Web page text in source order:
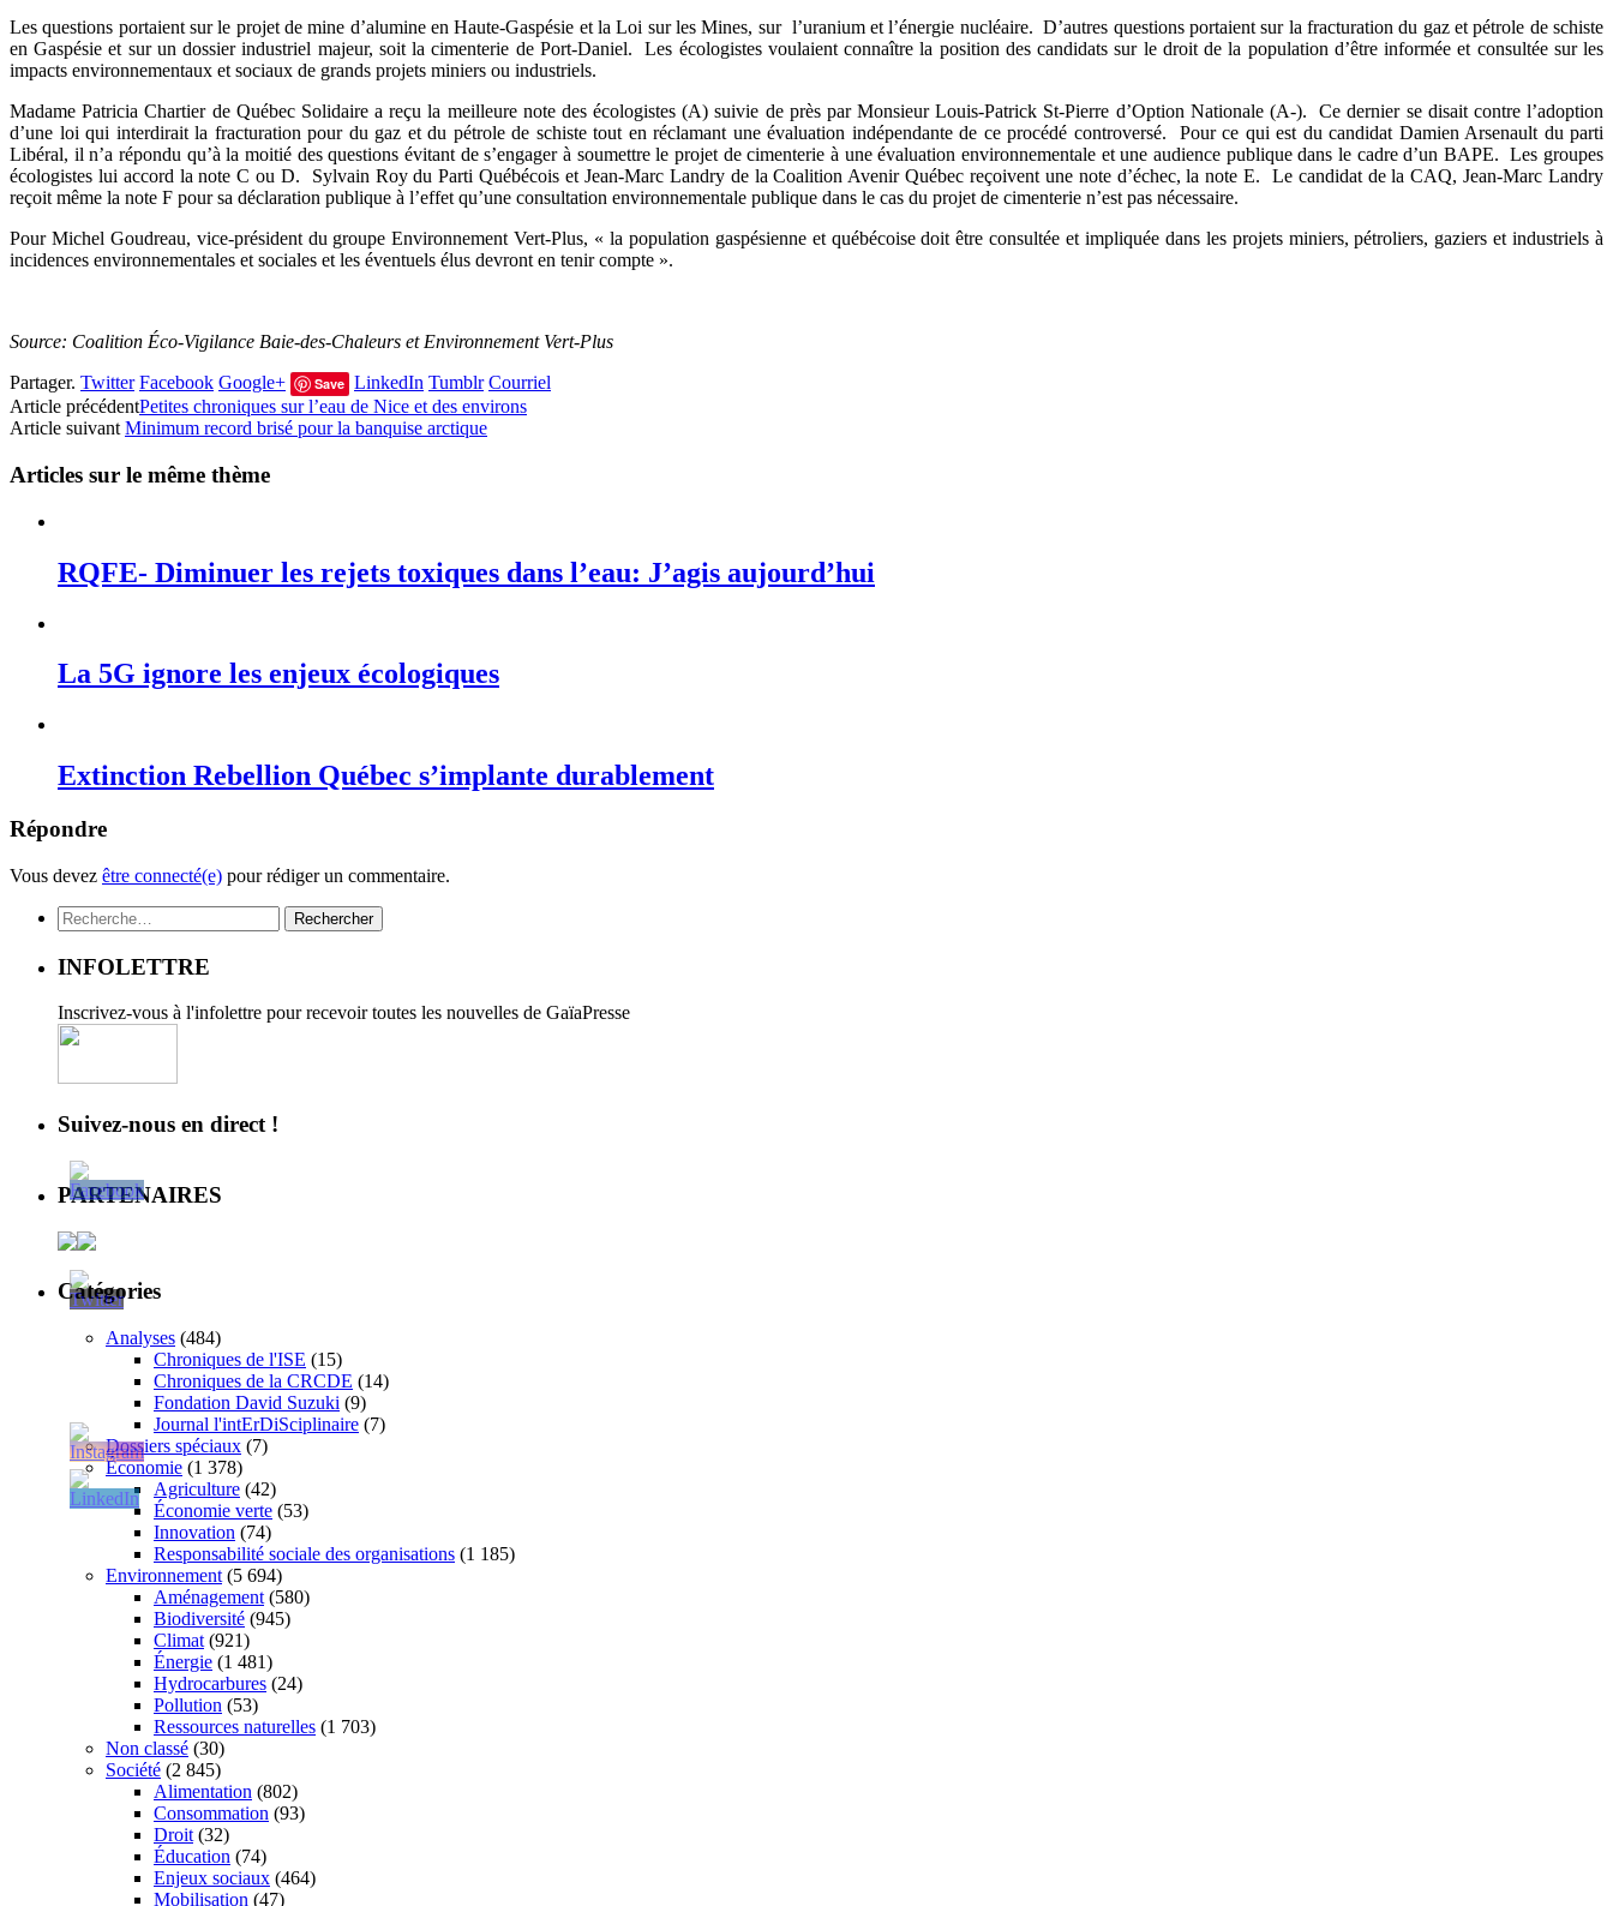
Les questions portaient sur le projet de mine d’alumine en Haute-Gaspésie et la Loi sur les Mines, sur l’uranium et l’énergie nucléaire. D’autres questions portaient sur la fracturation du gaz et pétrole de schiste
en Gaspésie et sur un dossier industriel majeur, soit la cimenterie de Port-Daniel. Les écologistes voulaient connaître la position des candidats sur le droit de la population d’être informée et consultée sur les
impacts environnementaux et sociaux de grands projets miniers ou industriels.
Madame Patricia Chartier de Québec Solidaire a reçu la meilleure note des écologistes (A) suivie de près par Monsieur Louis-Patrick St-Pierre d’Option Nationale (A-). Ce dernier se disait contre l’adoption
d’une loi qui interdirait la fracturation pour du gaz et du pétrole de schiste tout en réclamant une évaluation indépendante de ce procédé controversé. Pour ce qui est du candidat Damien Arsenault du parti
Libéral, il n’a répondu qu’à la moitié des questions évitant de s’engager à soumettre le projet de cimenterie à une évaluation environnementale et une audience publique dans le cadre d’un BAPE. Les groupes
écologistes lui accord la note C ou D. Sylvain Roy du Parti Québécois et Jean-Marc Landry de la Coalition Avenir Québec reçoivent une note d’échec, la note E. Le candidat de la CAQ, Jean-Marc Landry
reçoit même la note F pour sa déclaration publique à l’effet qu’une consultation environnementale publique dans le cas du projet de cimenterie n’est pas nécessaire.
Pour Michel Goudreau, vice-président du groupe Environnement Vert-Plus, « la population gaspésienne et québécoise doit être consultée et impliquée dans les projets miniers, pétroliers, gaziers et industriels à
incidences environnementales et sociales et les éventuels élus devront en tenir compte ».
Source: Coalition Éco-Vigilance Baie-des-Chaleurs et Environnement Vert-Plus
Partager. Twitter Facebook Google+ Save LinkedIn Tumblr Courriel
Article précédentPetites chroniques sur l’eau de Nice et des environs
Article suivant Minimum record brisé pour la banquise arctique
Articles sur le même thème
RQFE- Diminuer les rejets toxiques dans l’eau: J’agis aujourd’hui
La 5G ignore les enjeux écologiques
Extinction Rebellion Québec s’implante durablement
Répondre
Vous devez être connecté(e) pour rédiger un commentaire.
Rechercher :
INFOLETTRE
Inscrivez-vous à l'infolettre pour recevoir toutes les nouvelles de GaïaPresse
Suivez-nous en direct !
PARTENAIRES
Catégories
Analyses (484)
Chroniques de l'ISE (15)
Chroniques de la CRCDE (14)
Fondation David Suzuki (9)
Journal l'intErDiSciplinaire (7)
Dossiers spéciaux (7)
Économie (1 378)
Agriculture (42)
Économie verte (53)
Innovation (74)
Responsabilité sociale des organisations (1 185)
Environnement (5 694)
Aménagement (580)
Biodiversité (945)
Climat (921)
Énergie (1 481)
Hydrocarbures (24)
Pollution (53)
Ressources naturelles (1 703)
Non classé (30)
Société (2 845)
Alimentation (802)
Consommation (93)
Droit (32)
Éducation (74)
Enjeux sociaux (464)
Mobilisation (47)